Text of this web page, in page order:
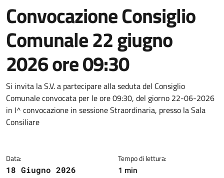
Convocazione Consiglio
Comunale 22 giugno
2026 ore 09:30
Dettagli della notizia
Si invita la S.V. a partecipare alla seduta del Consiglio
Comunale convocata per le ore 09:30, del giorno 22-06-2026
in I^ convocazione in sessione Straordinaria, presso la Sala
Consiliare
Data:
18 Giugno 2026
Tempo di lettura:
1 min